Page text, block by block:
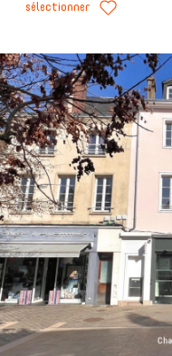
sélectionner